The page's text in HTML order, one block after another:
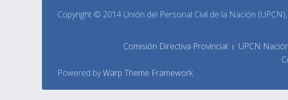
Copyright © 2014 Unión del Personal Civil de la Nación
Comisión Directiva Provincial UPCN
Powered byWarp Theme Framework